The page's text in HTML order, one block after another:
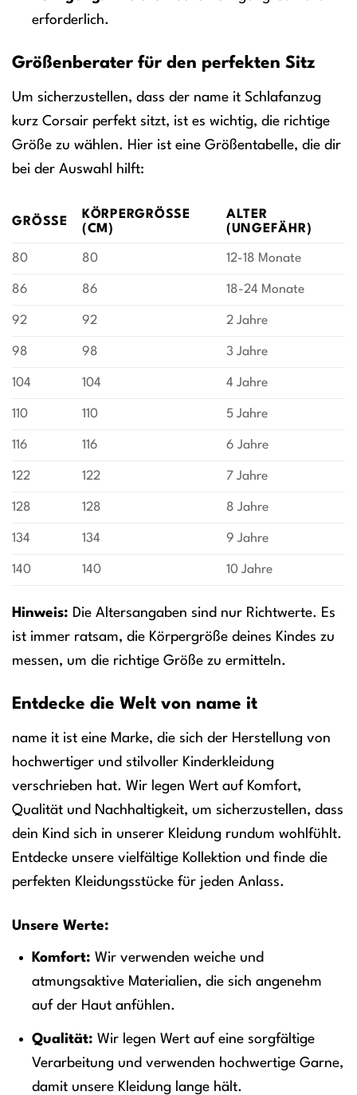
erforderlich.
Größenberater für den perfekten Sitz
Um sicherzustellen, dass der name it Schlafanzug
kurz Corsair perfekt sitzt, ist es wichtig, die richtige
Größe zu wählen. Hier ist eine Größentabelle, die dir
bei der Auswahl hilft:
GRÖSSE
KÖRPERGRÖSSE (
CM)
ALTER
(UNGEFÄHR)
80 80 12-18 Monate
86 86 18-24 Monate
92 92 2 Jahre
98 98 3 Jahre
104 104 4 Jahre
110 110 5 Jahre
116 116 6 Jahre
122 122 7 Jahre
128 128 8 Jahre
134 134 9 Jahre
140 140 10 Jahre
Hinweis: Die Altersangaben sind nur Richtwerte. Es
ist immer ratsam, die Körpergröße deines Kindes zu
messen, um die richtige Größe zu ermitteln.
Entdecke die Welt von name it
name it ist eine Marke, die sich der Herstellung von
hochwertiger und stilvoller Kinderkleidung
verschrieben hat. Wir legen Wert auf Komfort,
Qualität und Nachhaltigkeit, um sicherzustellen, dass
dein Kind sich in unserer Kleidung rundum wohlfühlt.
Entdecke unsere vielfältige Kollektion und finde die
perfekten Kleidungsstücke für jeden Anlass.
Unsere Werte:
Komfort: Wir verwenden weiche und
atmungsaktive Materialien, die sich angenehm
auf der Haut anfühlen.
Qualität: Wir legen Wert auf eine sorgfältige
Verarbeitung und verwenden hochwertige Garne,
damit unsere Kleidung lange hält.